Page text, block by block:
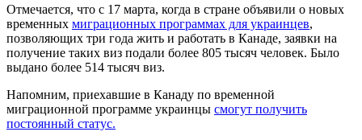
Отмечается, что с 17 марта, когда в стране объявили о новых
временных миграционных программах для украинцев,
позволяющих три года жить и работать в Канаде, заявки на
получение таких виз подали более 805 тысяч человек. Было
выдано более 514 тысяч виз.
Напомним, приехавшие в Канаду по временной
миграционной программе украинцы смогут получить
постоянный статус.